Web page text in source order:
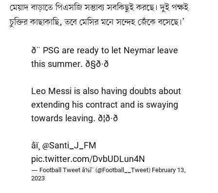
মেয়াদ বাড়াতে পিএসজি সম্ভাব্য সবকিছুই করছে। দুই পক্ষই
চুক্তির কাছাকাছি, তবে মেসির মনে সন্দেহ জেঁকে বসেছে।’
ð¨ PSG are ready to let Neymar leave
this summer. ð§ð·ð
Leo Messi is also having doubts about
extending his contract and is swaying
towards leaving. ð¦ð·ð
âï¸ @Santi_J_FM
pic.twitter.com/DvbUDLun4N
— Football Tweet â½î¨ (@Football__Tweet) February 13,
2023